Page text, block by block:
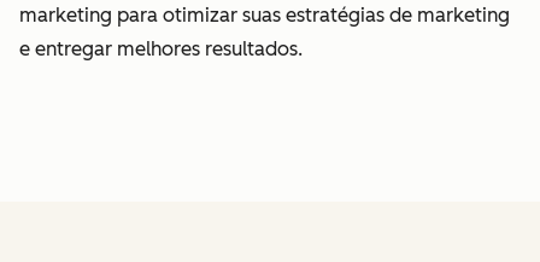
marketing para otimizar suas estratégias de marketing
e entregar melhores resultados.